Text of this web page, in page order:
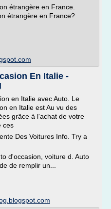
étrangère en France.
étrangère en France?
En Italie -
en Italie avec Auto. Le
en Italie est Au vu des
grâce à l'achat de votre
ces
Des Voitures Info. Try a
d'occasion, voiture d. Auto
de remplir un...